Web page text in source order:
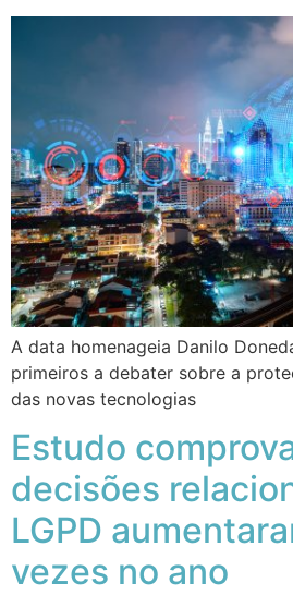
A data homenageia Danilo
primeiros a debater sobre a
das novas tecnologias
Estudo
decisões
LGPD
vezes no ano